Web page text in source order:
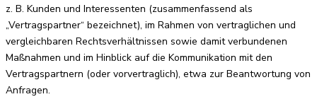
z. B. Kunden und Interessenten (zusammenfassend als
„Vertragspartner“ bezeichnet), im Rahmen von vertraglichen und
vergleichbaren Rechtsverhältnissen sowie damit verbundenen
Maßnahmen und im Hinblick auf die Kommunikation mit den
Vertragspartnern (oder vorvertraglich), etwa zur Beantwortung von
Anfragen.